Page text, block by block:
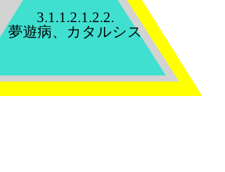
3.1.1.2.1.2.2.
夢遊病、カタルシス